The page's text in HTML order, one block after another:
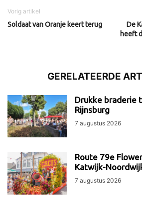
Vorig artikel
Soldaat van Oranje keert terug
De
heeft
GERELATEERDE
Drukke braderie
Rijnsburg
7 augustus 2026
Route 79e
Katwijk-
7 augustus 2026